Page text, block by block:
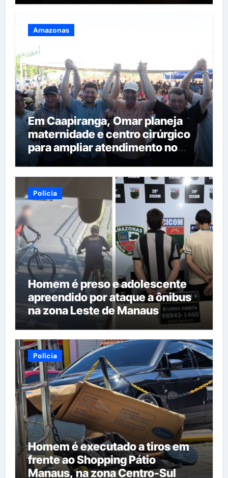
Amazonas
Em Caapiranga, Omar planeja
maternidade e centro cirúrgico
para ampliar atendimento no
interior
Polícia
Homem é preso e adolescente
apreendido por ataque a ônibus
na zona Leste de Manaus
Polícia
Homem é executado a tiros em
frente ao Shopping Pátio
Manaus, na zona Centro-Sul